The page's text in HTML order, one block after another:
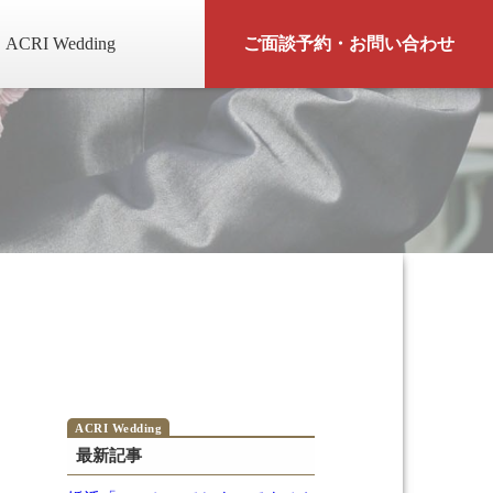
ACRI Wedding ご面談予約・お問い合わせ
最新記事